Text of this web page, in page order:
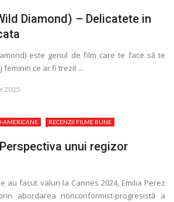
Diamond) – Delicatete in
este genul de film care te face să te
ce ar fi trezit ...
2025
AMERICANE RECENZII FILME BUNE
unui regizor
au facut valuri la Cannes 2024, Emilia Perez
abordarea nonconformist-progresistă a